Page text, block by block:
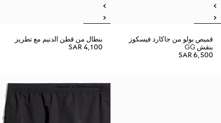
قميص بولو من جاكارد فيسكوز
بنقش GG
SAR 6,500
بنطال من قطن الدنيم مع تطريز
SAR 4,100
وصلت منتجات جديدة